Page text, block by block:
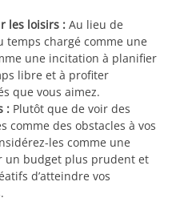
les loisirs : Au lieu de
temps chargé comme une
une incitation à planifier
libre et à profiter
que vous aimez.
: Plutôt que de voir des
comme des obstacles à vos
les comme une
un budget plus prudent et
d’atteindre vos